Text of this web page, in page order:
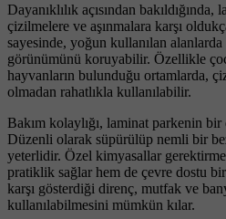
Dayanıklılık açısından
çizilmelere ve aşınmalara karşı
sayesinde, yoğun kullanılan
görünümünü koruyabilir. Özellikle
hayvanların bulunduğu ortamlarda,
olmadan rahatlıkla kullanılabilir.
Bakım kolaylığı, laminat parkenin bir
Düzenli olarak süpürülüp nemli bir
yeterlidir. Özel kimyasallar
pratiklik sağlar hem de çevre dostu
karşı gösterdiği direnç, mutfak ve
kullanılabilmesini mümkün kılar.